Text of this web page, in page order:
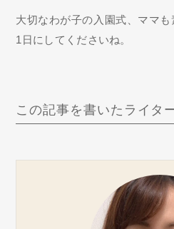
大切なわが子の入園式、ママ
1日にしてくださいね。
この記事を書いたライタ